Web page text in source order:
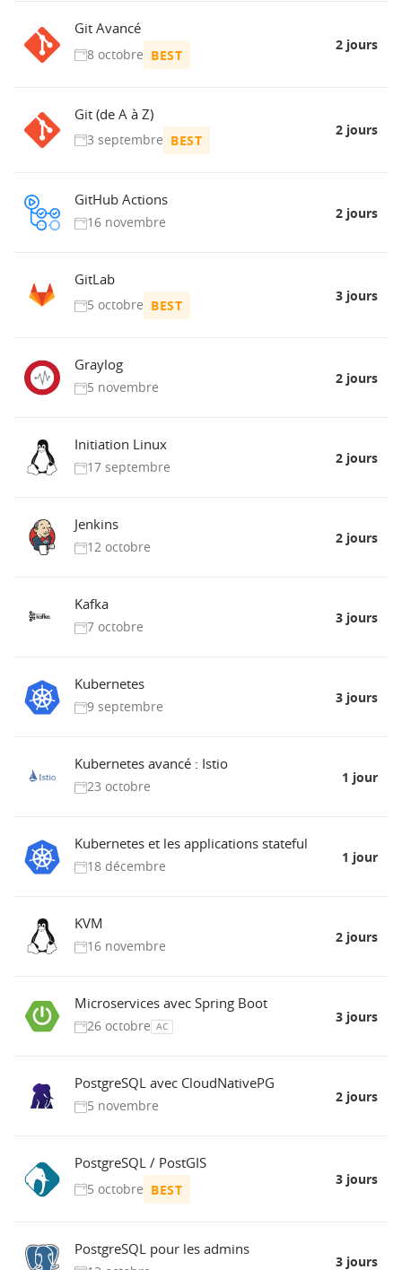
Git Avancé
8 octobre BEST
2 jours
Git (de A à Z)
3 septembre BEST
2 jours
GitHub Actions
16 novembre
2 jours
GitLab
5 octobre BEST
3 jours
Graylog
5 novembre
2 jours
Initiation Linux
17 septembre
2 jours
Jenkins
12 octobre
2 jours
Kafka
7 octobre
3 jours
Kubernetes
9 septembre
3 jours
Kubernetes avancé : Istio
23 octobre
1 jour
Kubernetes et les applications stateful
18 décembre
1 jour
KVM
16 novembre
2 jours
Microservices avec Spring Boot
26 octobre AC
3 jours
PostgreSQL avec CloudNativePG
5 novembre
2 jours
PostgreSQL / PostGIS
5 octobre BEST
3 jours
PostgreSQL pour les admins
3 jours